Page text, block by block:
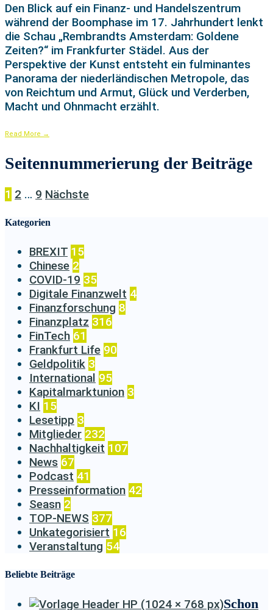
Den Blick auf ein Finanz- und Handelszentrum
während der Boomphase im 17. Jahrhundert lenkt
die Schau „Rembrandts Amsterdam: Goldene
Zeiten?“ im Frankfurter Städel. Aus der
Perspektive der Kunst entsteht ein fulminantes
Panorama der niederländischen Metropole, das
von Reichtum und Armut, Glück und Verderben,
Macht und Ohnmacht erzählt.
Read More →
Seitennummerierung der Beiträge
1 2 … 9 Nächste
Kategorien
BREXIT 15
Chinese 2
COVID-19 35
Digitale Finanzwelt 4
Finanzforschung 8
Finanzplatz 316
FinTech 61
Frankfurt Life 90
Geldpolitik 3
International 95
Kapitalmarktunion 3
KI 15
Lesetipp 3
Mitglieder 232
Nachhaltigkeit 107
News 67
Podcast 41
Presseinformation 42
Seasn 2
TOP-NEWS 377
Unkategorisiert 16
Veranstaltung 54
Beliebte Beiträge
Schon